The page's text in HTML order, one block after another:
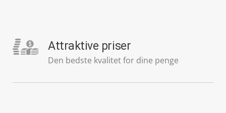
Attraktive priser
Den bedste kvalitet for dine penge